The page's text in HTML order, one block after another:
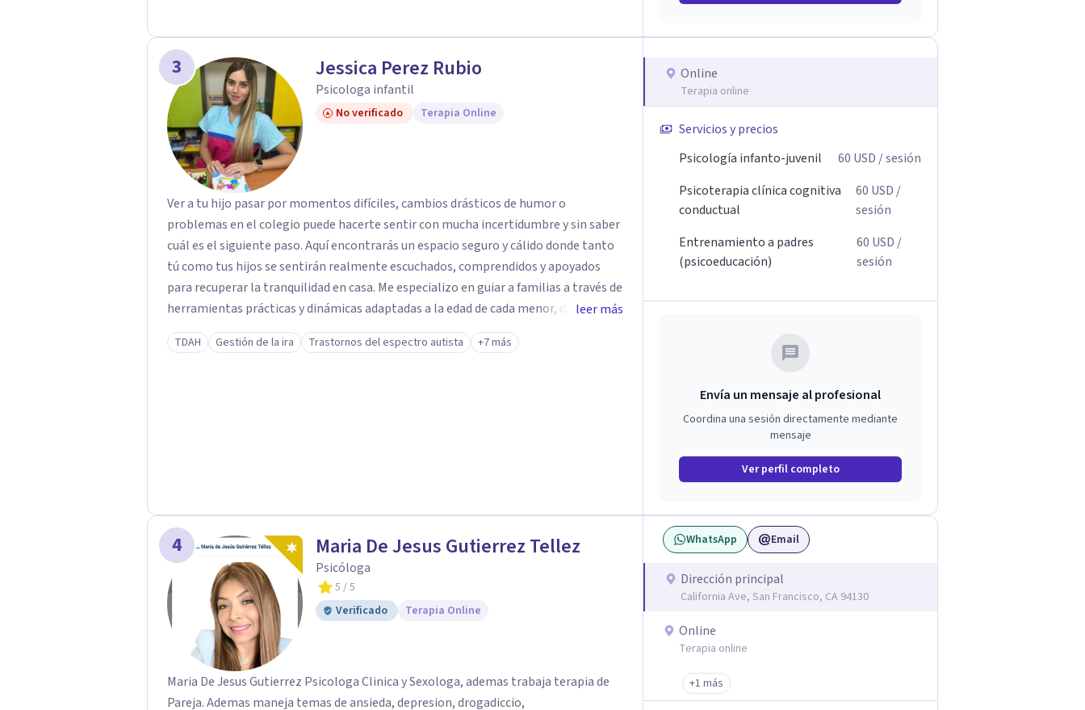
es una de las mejores opciones para acompañarte. Porque cuando sanas tu mundo
interno, cambias tu forma de pensar, de elegir y de vivir.
3 Jessica Perez Rubio
Psicologa infantil
No verificado Terapia Online
Ver a tu hijo pasar por momentos difíciles, cambios drásticos de humor o
problemas en el colegio puede hacerte sentir con mucha incertidumbre y sin saber
cuál es el siguiente paso. Aquí encontrarás un espacio seguro y cálido donde tanto
tú como tus hijos se sentirán realmente escuchados, comprendidos y apoyados
para recuperar la tranquilidad en casa. Me especializo en guiar a familias a través de
herramientas prácticas y dinámicas adaptadas a la edad de cada menor, dejando de
lado las etiquetas y los tecnicismos. Mi forma de trabajar se centra en entender las
emociones que hay detrás del comportamiento, ayudándoles a desarrollar la
leer más
TDAH Gestión de la ira Trastornos del espectro autista +7 más
Online
Terapia online
Servicios y precios
Psicología infanto-juvenil
60 USD / sesión
Psicoterapia clínica cognitiva
conductual
60 USD /
sesión
Entrenamiento a padres
(psicoeducación)
60 USD /
sesión
Envía un mensaje al profesional
Coordina una sesión directamente mediante
mensaje
Ver perfil completo
4 Maria De Jesus Gutierrez Tellez
Psicóloga
5 / 5
Verificado
Terapia Online
Maria De Jesus Gutierrez Psicologa Clinica y Sexologa, ademas trabaja terapia de
Pareja. Ademas maneja temas de ansieda, depresion, drogadiccio,
WhatsApp Email
Dirección principal
California Ave, San Francisco, CA 94130
Online
Terapia online
+1 más